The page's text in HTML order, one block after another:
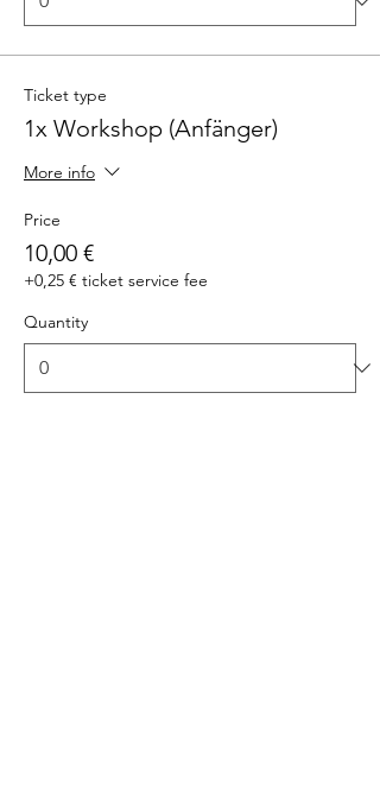
Ticket type
1x Workshop (Anfänger)
More info
Price
10,00 €
+0,25 € ticket service fee
Quantity